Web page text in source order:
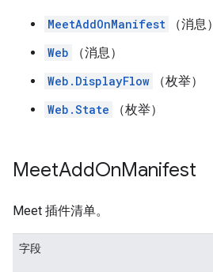
MeetAddOnManifest
（消息）
Web
（消息）
Web.DisplayFlow
（枚举）
Web.State
（枚举）
MeetAddOnManifest
Meet 插件清单。
字段